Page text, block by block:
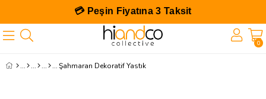
💳 Peşin Fiyatına 3 Taksit
0
Şahmaran Dekoratif Yastık